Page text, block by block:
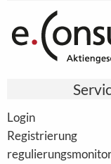
Login
Registrierung